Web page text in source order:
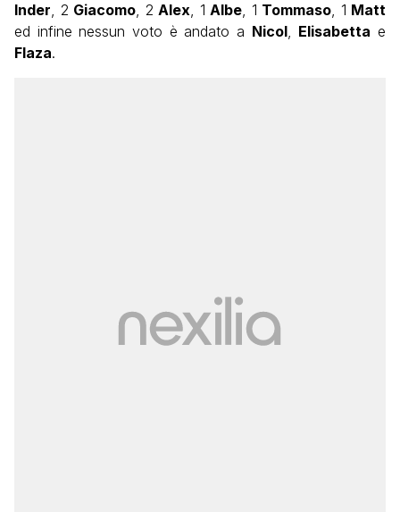
Inder, 2 Giacomo, 2 Alex, 1 Albe, 1 Tommaso, 1 Matt
ed infine nessun voto è andato a Nicol, Elisabetta e
Flaza.